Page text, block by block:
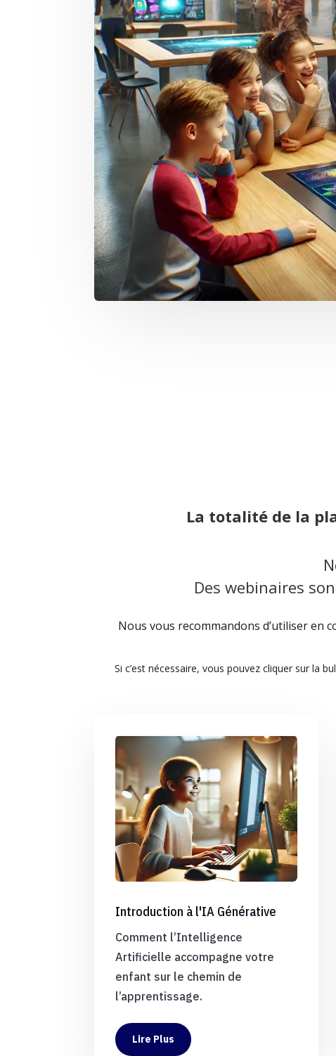
La totalité de la
Des webinaires
Nous vous recommandons d’utiliser en
Si c’est nécessaire, vous pouvez cliquer sur la
Introduction à l'IA Générative
Comment l’Intelligence
Artificielle accompagne votre
enfant sur le chemin de
l’apprentissage.
Lire Plus